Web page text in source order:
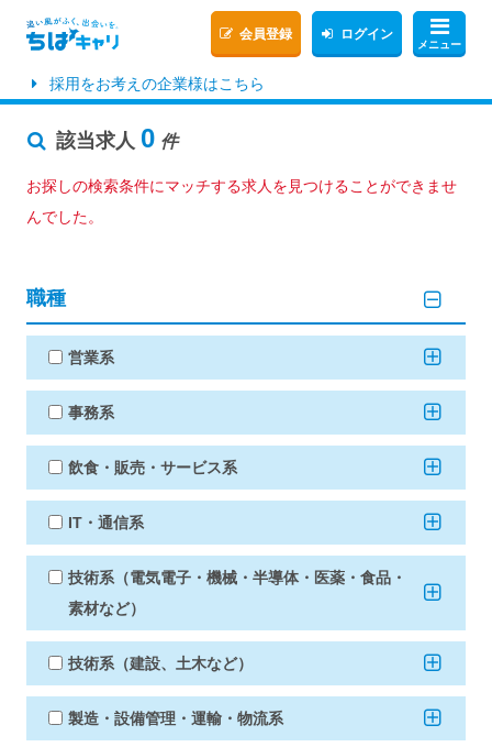
メニュー
会員登録 ログイン
採用をお考えの企業様はこちら
該当求人 0 件
お探しの検索条件にマッチする求人を見つけることができませ
んでした。
職種
営業系
事務系
飲食・販売・サービス系
IT・通信系
技術系（電気電子・機械・半導体・医薬・食品・
素材など）
技術系（建設、土木など）
製造・設備管理・運輸・物流系